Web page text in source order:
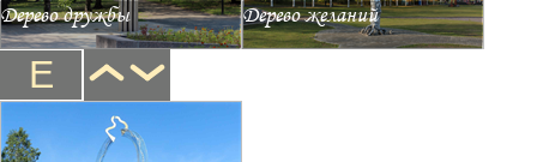
Дерево дружбы Дерево желаний
Е